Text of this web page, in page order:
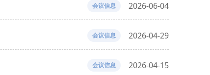
会议信息 2026-06-04
会议信息 2026-04-29
会议信息 2026-04-15